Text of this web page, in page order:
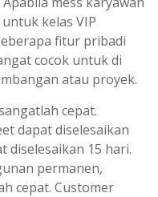
kelas VIP
fitur pribadi
cocok untuk di
atau proyek.
cepat.
dapat diselesaikan
diselesaikan 15 hari.
permanen,
cepat. Customer